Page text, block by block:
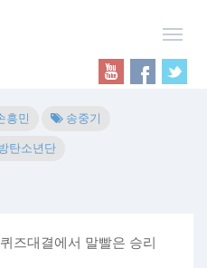
흥민
송중기
탄소년단
즈대결에서 말빨은 승리